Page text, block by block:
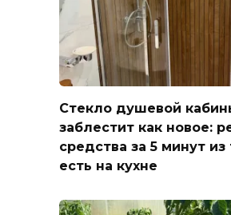
Стекло душевой
заблестит как новое:
средства за 5 минут из
есть на кухне